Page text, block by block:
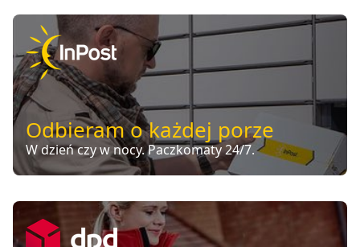
Odbieram o każdej porze
W dzień czy w nocy. Paczkomaty 24/7.